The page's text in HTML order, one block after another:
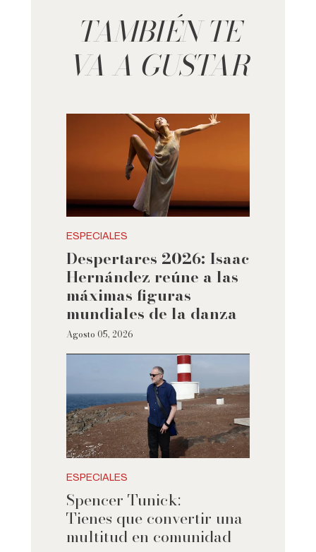
TAMBIÉN TE
VA A GUSTAR
ESPECIALES
Despertares 2026: Isaac
Hernández reúne a las
máximas figuras
mundiales de la danza
Agosto 05, 2026
ESPECIALES
Spencer Tunick:
Tienes que convertir una
multitud en comunidad